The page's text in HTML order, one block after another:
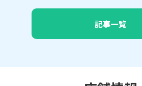
記事一覧